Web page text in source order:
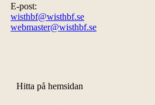
E-post:
wisthbf@wisthbf.se
webmaster@wisthbf.se
Hitta på hemsidan